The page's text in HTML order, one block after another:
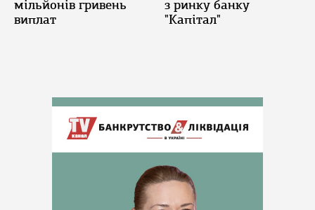
мільйонів гривень
виплат
з ринку банку
"Капітал"